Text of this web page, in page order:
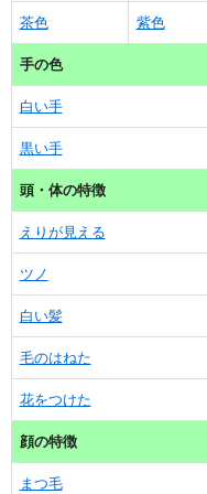
茶色 紫色
手の色
白い手
黒い手
頭・体の特徴
えりが見える
ツノ
白い髪
毛のはねた
花をつけた
顔の特徴
まつ毛